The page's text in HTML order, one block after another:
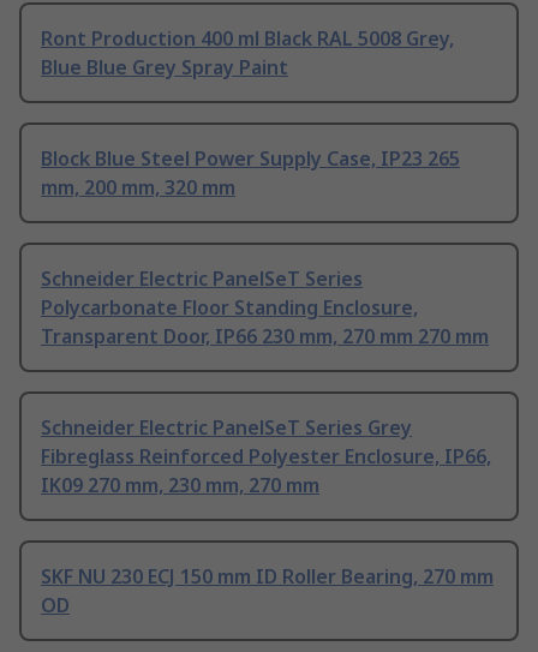
Ront Production 400 ml Black RAL 5008 Grey,
Blue Blue Grey Spray Paint
Block Blue Steel Power Supply Case, IP23 265
mm, 200 mm, 320 mm
Schneider Electric PanelSeT Series
Polycarbonate Floor Standing Enclosure,
Transparent Door, IP66 230 mm, 270 mm 270 mm
Schneider Electric PanelSeT Series Grey
Fibreglass Reinforced Polyester Enclosure, IP66,
IK09 270 mm, 230 mm, 270 mm
SKF NU 230 ECJ 150 mm ID Roller Bearing, 270 mm
OD